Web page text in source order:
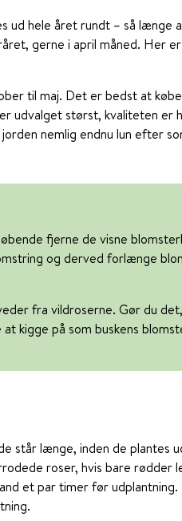
ud hele året rundt – så længe
gerne i april måned. Her
til maj. Det er bedst at
udvalget størst, kvaliteten er
nemlig endnu lun efter
fjerne de visne
og derved forlænge
fra vildroserne. Gør du
kigge på som buskens
står længe, inden de plantes
roser, hvis bare rødder
et par timer før udplantning.